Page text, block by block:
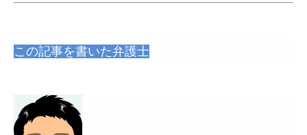
この記事を書いた弁護士